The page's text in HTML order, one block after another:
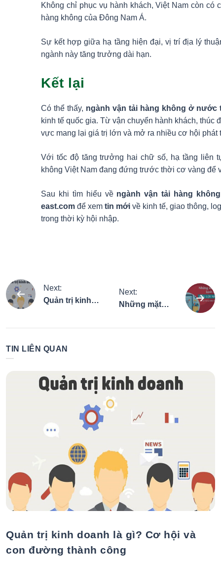
Không chỉ phục vụ hành khách, Việt Nam còn
hàng không của Đông Nam Á.
Sự kết hợp giữa hạ tầng hiện đại, vị trí địa lý
ngành này tăng trưởng dài hạn.
Kết lại
Có thể thấy, ngành vận tải hàng không ở nước
kinh tế quốc gia. Từ vận chuyển hành khách,
vực mang lại giá trị lớn và mở ra nhiều cơ hội phát
Với tốc độ tăng trưởng hai chữ số, hạ tầng liên
không Việt Nam đang đứng trước thời cơ vàng để
Sau khi tìm hiểu về ngành vận tải hàng
east.com để xem tin mới về kinh tế, giao thông,
trong thời kỳ hội nhập.
Điều
bài
viết
Next:
Quản trị kinh
công
Next:
Những mặt
doanh siêu lợi
TIN LIÊN QUAN
Quản trị kinh doanh là gì? Cơ hội và
con đường thành công